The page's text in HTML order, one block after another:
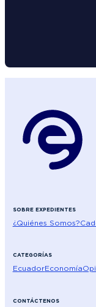
SOBRE EXPEDIENTES
¿Quiénes Somos?
CATEGORÍAS
EcuadorEconomía
CONTÁCTENOS